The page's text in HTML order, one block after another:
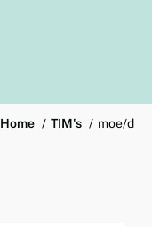
Home TIM's moe/d